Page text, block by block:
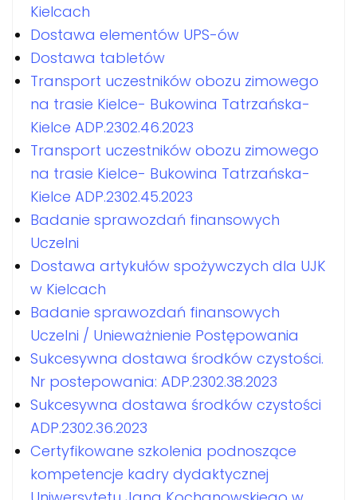
Kielcach
Dostawa elementów UPS-ów
Dostawa tabletów
Transport uczestników obozu zimowego
na trasie Kielce- Bukowina Tatrzańska-
Kielce ADP.2302.46.2023
Transport uczestników obozu zimowego
na trasie Kielce- Bukowina Tatrzańska-
Kielce ADP.2302.45.2023
Badanie sprawozdań finansowych
Uczelni
Dostawa artykułów spożywczych dla UJK
w Kielcach
Badanie sprawozdań finansowych
Uczelni / Unieważnienie Postępowania
Sukcesywna dostawa środków czystości.
Nr postepowania: ADP.2302.38.2023
Sukcesywna dostawa środków czystości
ADP.2302.36.2023
Certyfikowane szkolenia podnoszące
kompetencje kadry dydaktycznej